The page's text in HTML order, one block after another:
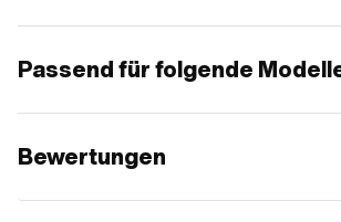
Passend für folgende
Bewertungen